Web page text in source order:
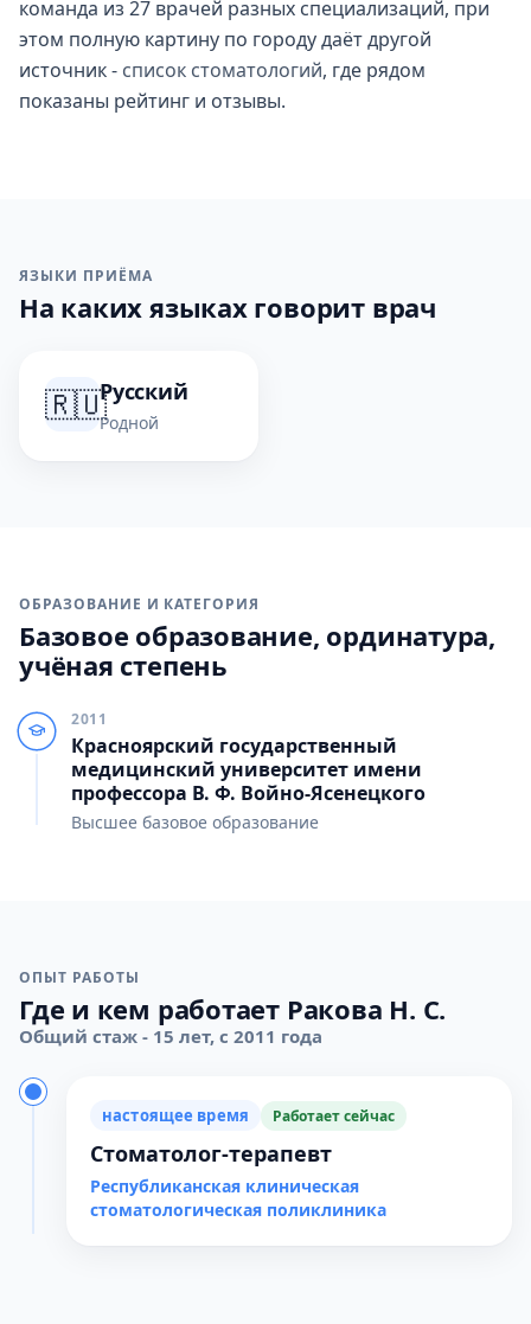
команда из 27 врачей разных специализаций, при
этом полную картину по городу даёт другой
источник - список стоматологий, где рядом
показаны рейтинг и отзывы.
ЯЗЫКИ ПРИЁМА
На каких языках говорит врач
🇷🇺Русский
Родной
ОБРАЗОВАНИЕ И КАТЕГОРИЯ
Базовое образование, ординатура,
учёная степень
2011
Красноярский государственный
медицинский университет имени
профессора В. Ф. Войно-Ясенецкого
Высшее базовое образование
ОПЫТ РАБОТЫ
Где и кем работает Ракова Н. С.
Общий стаж - 15 лет, с 2011 года
настоящее время Работает сейчас
Стоматолог-терапевт
Республиканская клиническая
стоматологическая поликлиника